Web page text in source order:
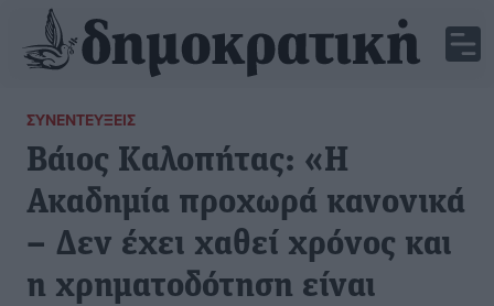
ΣΥΝΕΝΤΕΎΞΕΙΣ
Βάιος Καλοπήτας: «Η
Ακαδημία προχωρά κανονικά
– Δεν έχει χαθεί χρόνος και
η χρηματοδότηση είναι